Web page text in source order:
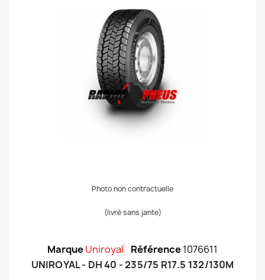
Photo non contractuelle
(livré sans jante)
MarqueUniroyal Référence1076611
UNIROYAL - DH 40 - 235/75 R17.5 132/130M